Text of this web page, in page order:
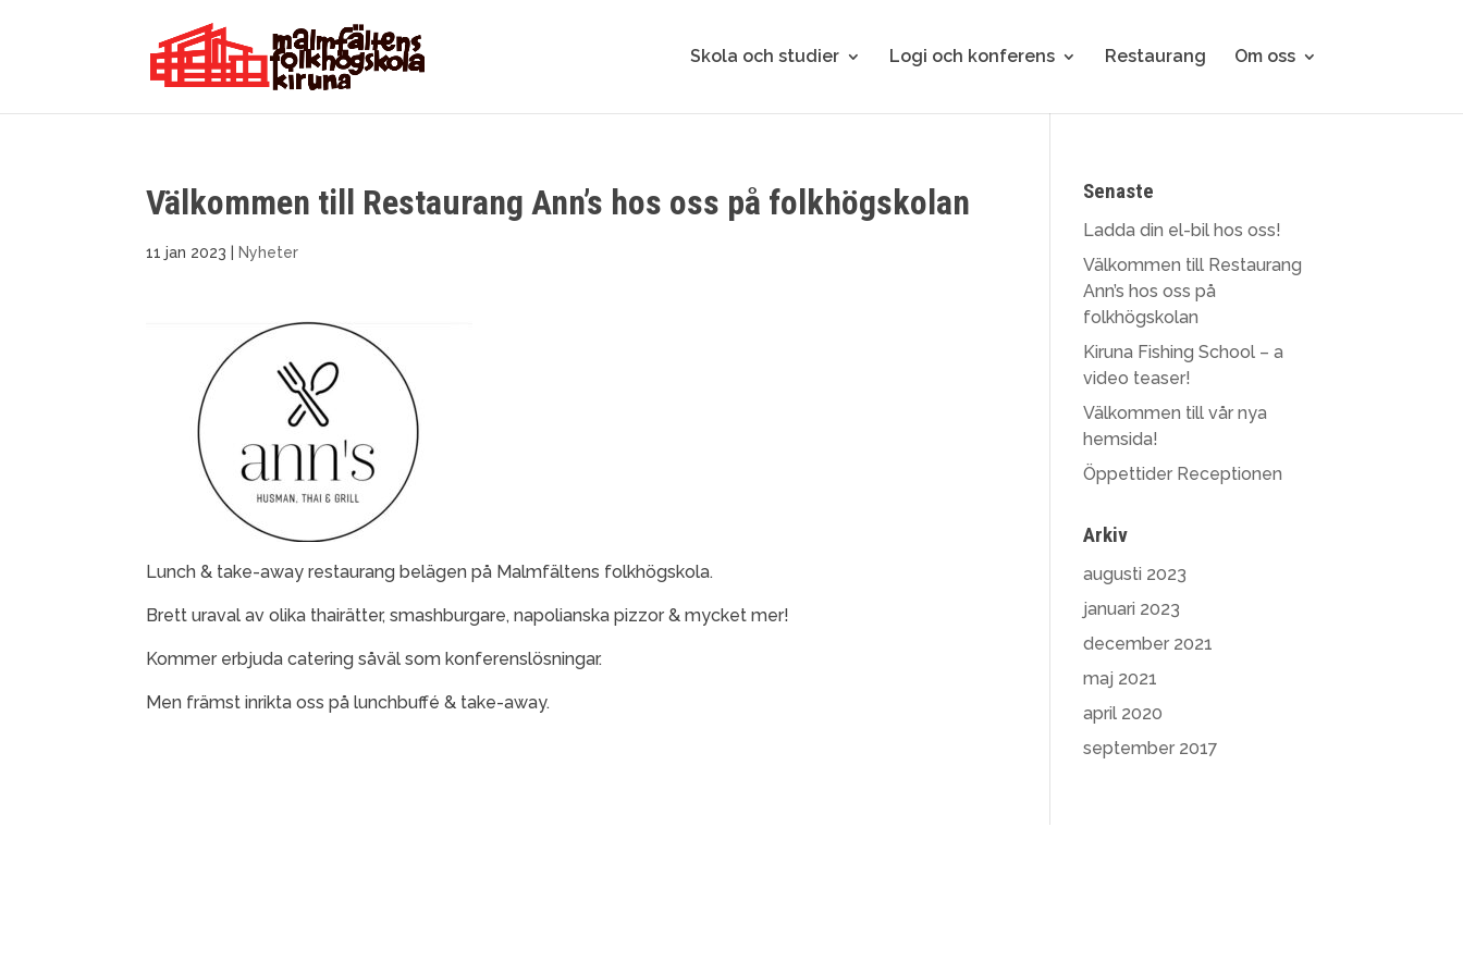
Skola och studier Logi och konferens Restaurang Om oss
Välkommen till Restaurang Ann’s hos oss på folkhögskolan
11 jan 2023 Nyheter
Lunch & take-away restaurang belägen på Malmfältens folkhögskola.
Brett uraval av olika thairätter, smashburgare, napolianska pizzor & mycket mer!
Kommer erbjuda catering såväl som konferenslösningar.
Men främst inrikta oss på lunchbuffé & take-away.
Senaste
Ladda din el-bil hos oss!
Välkommen till Restaurang
Ann’s hos oss på
folkhögskolan
Kiruna Fishing School – a
video teaser!
Välkommen till vår nya
hemsida!
Öppettider Receptionen
Arkiv
augusti 2023
januari 2023
december 2021
maj 2021
april 2020
september 2017